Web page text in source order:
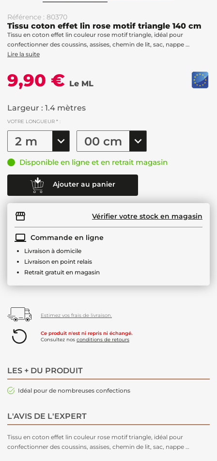
Référence : 80370
Tissu coton effet lin rose motif triangle 140 cm
Tissu en coton effet lin couleur rose motif triangle, idéal pour
confectionner des coussins, assises, chemin de lit, sac, nappe …
Lire la suite
9,90 € Le ML
Largeur : 1.4 mètres
VOTRE LONGUEUR * :
Disponible en ligne et en retrait magasin
Ajouter au panier
Vérifier votre stock en magasin
Commande en ligne
Livraison à domicile
Livraison en point relais
Retrait gratuit en magasin
Estimez vos frais de livraison.
Ce produit n'est ni repris ni échangé.
Consultez nos conditions de retours
LES + DU PRODUIT
Idéal pour de nombreuses confections
L'AVIS DE L'EXPERT
Tissu en coton effet lin couleur rose motif triangle, idéal pour
confectionner des coussins, assises, chemin de lit, sac, nappe …